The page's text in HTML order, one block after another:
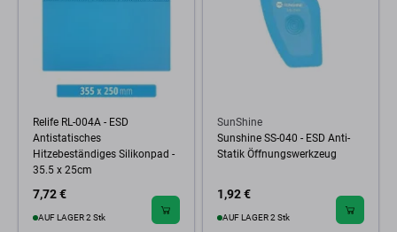
Relife RL-004A - ESD
Antistatisches
Hitzebeständiges Silikonpad -
35.5 x 25cm
7,72 €
AUF LAGER 2 Stk
SunShine
Sunshine SS-040 - ESD Anti-
Statik Öffnungswerkzeug
1,92 €
AUF LAGER 2 Stk